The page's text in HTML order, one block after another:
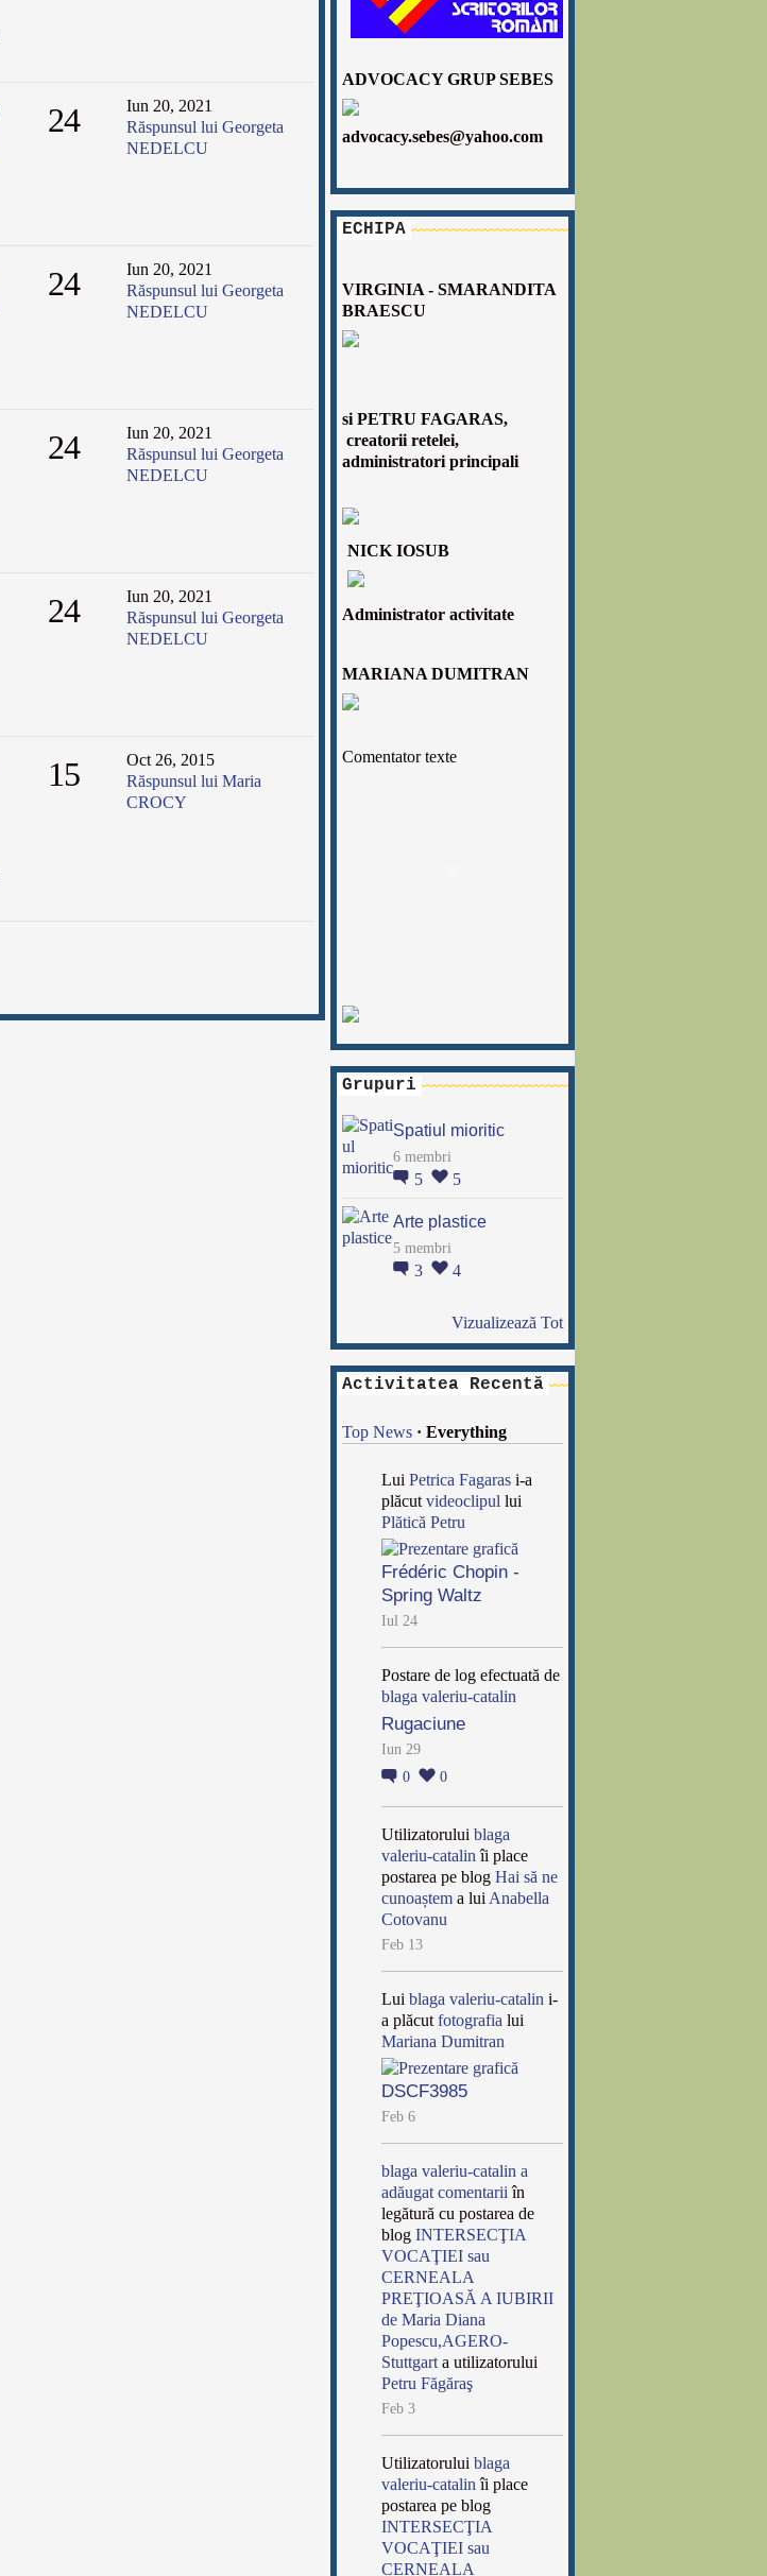
24
Iun 20, 2021
Răspunsul lui Georgeta
NEDELCU
24
Iun 20, 2021
Răspunsul lui Georgeta
NEDELCU
24
Iun 20, 2021
Răspunsul lui Georgeta
NEDELCU
24
Iun 20, 2021
Răspunsul lui Georgeta
NEDELCU
15
Oct 26, 2015
Răspunsul lui Maria
CROCY
ADVOCACY GRUP SEBES
advocacy.sebes@yahoo.com
ECHIPA
VIRGINIA - SMARANDITA
BRAESCU
si PETRU FAGARAS,
creatorii retelei,
administratori principali
NICK IOSUB
Administrator activitate
MARIANA DUMITRAN
Comentator texte
Grupuri
Spatiul mioritic
6 membri
5 5
Arte plastice
5 membri
3 4
Vizualizează Tot
Activitatea Recentă
Top News · Everything
Lui Petrica Fagaras i-a
plăcut videoclipul lui
Plătică Petru
Frédéric Chopin -
Spring Waltz
Iul 24
Postare de log efectuată de
blaga valeriu-catalin
Rugaciune
Iun 29
0
0
Utilizatorului blaga
valeriu-catalin îi place
postarea pe blog Hai să ne
cunoaștem a lui Anabella
Cotovanu
Feb 13
Lui blaga valeriu-catalin i-
a plăcut fotografia lui
Mariana Dumitran
DSCF3985
Feb 6
blaga valeriu-catalin a
adăugat comentarii în
legătură cu postarea de
blog INTERSECŢIA
VOCAŢIEI sau
CERNEALA
PREŢIOASĂ A IUBIRII
de Maria Diana
Popescu,AGERO-
Stuttgart a utilizatorului
Petru Făgăraş
Feb 3
Utilizatorului blaga
valeriu-catalin îi place
postarea pe blog
INTERSECŢIA
VOCAŢIEI sau
CERNEALA